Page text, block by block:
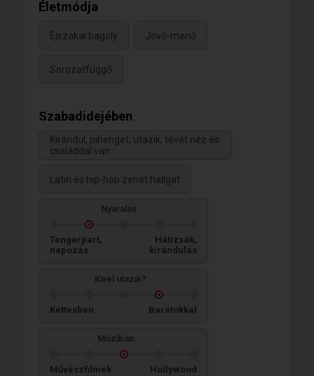
Életmódja
Éjszakai bagoly Jövő-menő
Sorozatfüggő
Szabadidejében
Kirándul, pihenget, utazik, tévét néz és
családdal van
Latin és hip-hop zenét hallgat
Nyaralás:
Tengerpart,
napozás
Hátizsák,
kirándulás
Kivel utazik?
Kettesben Barátokkal
Moziban...
Művészfilmek Hollywood